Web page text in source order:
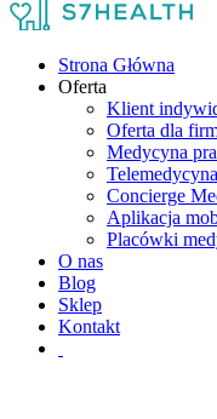
Strona Główna
Oferta
Klient
Oferta dla
Medycyna
Telemedycyna
Concierge
Aplikacja
Placówki
O nas
Blog
Sklep
Kontakt